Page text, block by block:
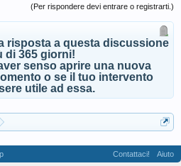
(Per rispondere devi entrare o registrarti.)
risposta a questa discussione
di 365 giorni!
senso aprire una nuova
o se il tuo intervento
utile ad essa.
Contattaci! Aiuto